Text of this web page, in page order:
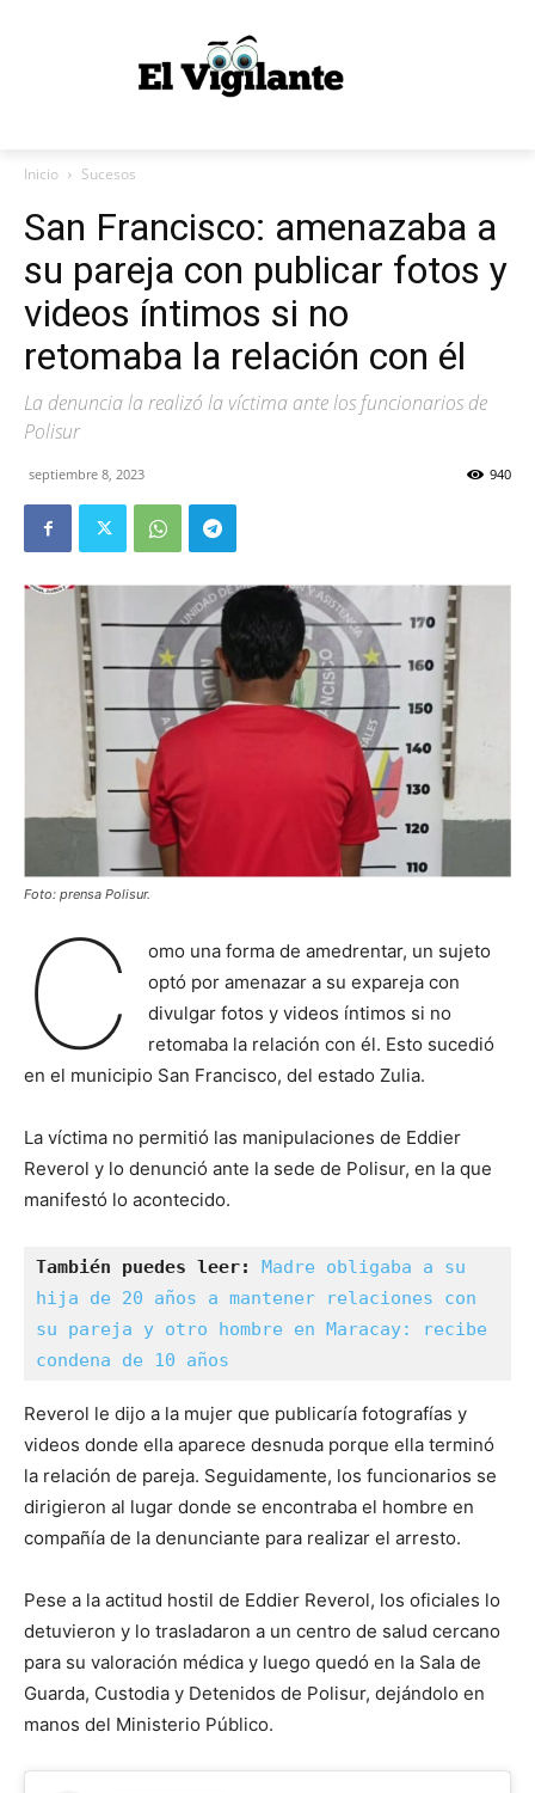
Inicio Sucesos
San Francisco: amenazaba a
su pareja con publicar fotos y
videos íntimos si no
retomaba la relación con él
La denuncia la realizó la víctima ante los funcionarios de
Polisur
septiembre 8, 2023 940
Foto: prensa Polisur.
C
omo una forma de amedrentar, un sujeto
optó por amenazar a su expareja con
divulgar fotos y videos íntimos si no
retomaba la relación con él. Esto sucedió
en el municipio San Francisco, del estado Zulia.
La víctima no permitió las manipulaciones de Eddier
Reverol y lo denunció ante la sede de Polisur, en la que
manifestó lo acontecido.
También puedes leer: Madre obligaba a su
hija de 20 años a mantener relaciones con
su pareja y otro hombre en Maracay: recibe
condena de 10 años
Reverol le dijo a la mujer que publicaría fotografías y
videos donde ella aparece desnuda porque ella terminó
la relación de pareja. Seguidamente, los funcionarios se
dirigieron al lugar donde se encontraba el hombre en
compañía de la denunciante para realizar el arresto.
Pese a la actitud hostil de Eddier Reverol, los oficiales lo
detuvieron y lo trasladaron a un centro de salud cercano
para su valoración médica y luego quedó en la Sala de
Guarda, Custodia y Detenidos de Polisur, dejándolo en
manos del Ministerio Público.